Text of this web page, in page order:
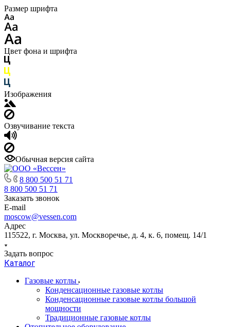
Размер шрифта
Цвет фона и шрифта
Изображения
Озвучивание текста
Обычная версия сайта
8 800 500 51 71
8 800 500 51 71
Заказать звонок
E-mail
moscow@vessen.com
Адрес
115522, г. Москва, ул. Москворечье, д. 4, к. 6, помещ. 14/1
Задать вопрос
Каталог
Газовые котлы
Конденсационные газовые котлы
Конденсационные газовые котлы большой
мощности
Традиционные газовые котлы